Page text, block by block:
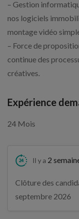
– Gestion
nos logiciels
montage vidéo
– Force de
continue des
créatives.
Expérience
24 Mois
Il y a 2
Clôture des
septembre 2026